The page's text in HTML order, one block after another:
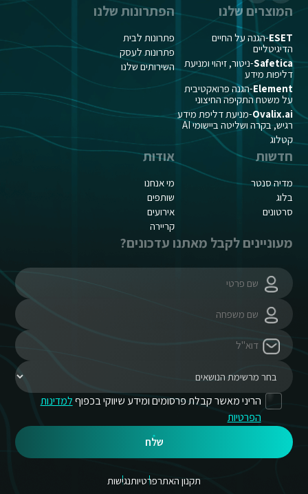
המוצרים שלנו
ESET-הגנה על החיים
הדיגיטליים
Safetica-ניטור, זיהוי ומניעת
דליפות מידע
Element-הגנה פרואקטיבית
על משטח התקיפה החיצוני
Ovalix.ai-מניעת דליפת מידע
רגיש, בקרה ושליטה ביישומי AI
קטלוג
הפתרונות שלנו
פתרונות לבית
פתרונות לעסק
השירותים שלנו
חדשות
מדיה סנטר
בלוג
סרטונים
אודות
מי אנחנו
שותפים
אירועים
קריירה
מעוניינים לקבל מאתנו עדכונים?
הריני מאשר קבלת פרסומים ומידע שיווקי בכפוףלמדינות
הפרטיות
שלח
תקנון האתרפרטיותנגישות